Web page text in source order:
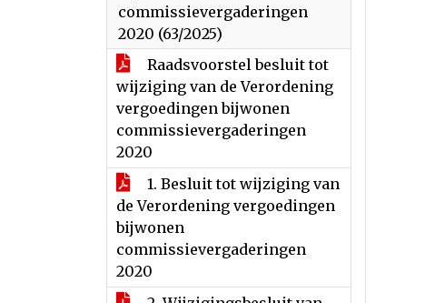
commissievergaderingen
2020 (63/2025)
Raadsvoorstel besluit tot
wijziging van de Verordening
vergoedingen bijwonen
commissievergaderingen
2020
1. Besluit tot wijziging van
de Verordening vergoedingen
bijwonen
commissievergaderingen
2020